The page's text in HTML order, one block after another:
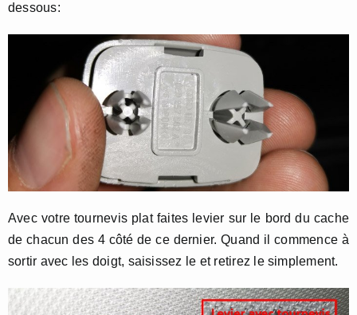
dessous:
Avec votre tournevis plat faites levier sur le bord du cache
de chacun des 4 côté de ce dernier. Quand il commence à
sortir avec les doigt, saisissez le et retirez le simplement.